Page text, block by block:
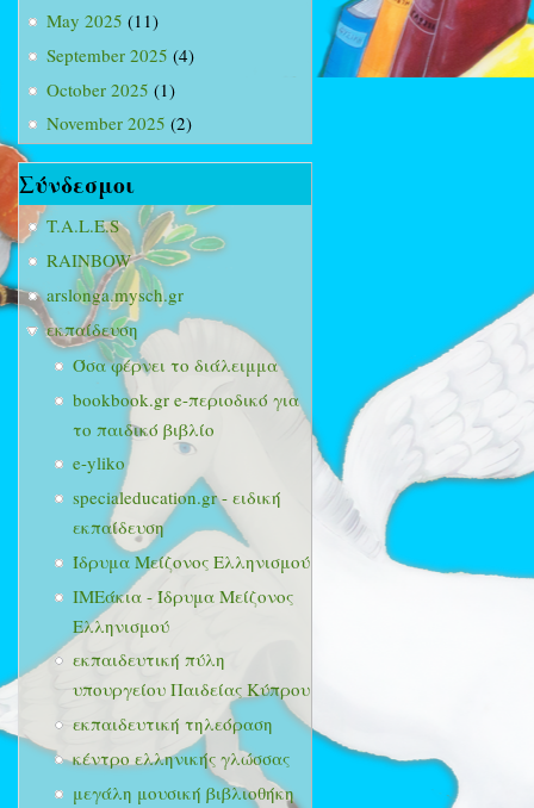
May 2025 (11)
September 2025 (4)
October 2025 (1)
November 2025 (2)
Σύνδεσμοι
T.A.L.E.S
RAINBOW
arslonga.mysch.gr
εκπαίδευση
Όσα φέρνει το διάλειμμα
bookbook.gr e-περιοδικό για
το παιδικό βιβλίο
e-yliko
specialeducation.gr - ειδική
εκπαίδευση
Ίδρυμα Μείζονος Ελληνισμού
ΙΜΕάκια - Ίδρυμα Μείζονος
Ελληνισμού
εκπαιδευτική πύλη
υπουργείου Παιδείας Κύπρου
εκπαιδευτική τηλεόραση
κέντρο ελληνικής γλώσσας
μεγάλη μουσική βιβλιοθήκη